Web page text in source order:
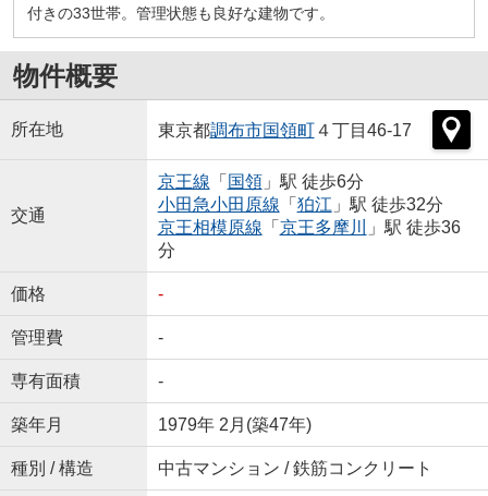
付きの33世帯。管理状態も良好な建物です。
物件概要
所在地 東京都調布市国領町４丁目46-17
交通
京王線 「 国領」駅 徒歩6分
小田急小田原線 「 狛江 」駅 徒歩32分
京王相模原線 「 京王多摩川
」駅 徒歩36
分
価格 -
管理費 -
専有面積 -
築年月 1979年 2月(築47年)
種別 / 構造 中古マンション / 鉄筋コンクリート